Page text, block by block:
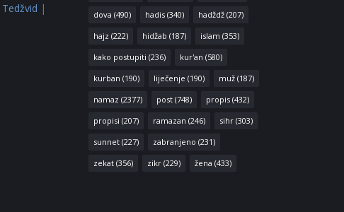
Tedžvid |
dova (490) hadis(340) hadždž(207)
hajz (222) hidžab (187) islam (353)
kako postupiti (236) kur'an (580)
kurban (190) liječenje (190) muž(187)
namaz (2377) post(748) propis(432)
propisi (207) ramazan (246) sihr(303)
sunnet(227) zabranjeno (231)
zekat(356) zikr(229) žena (433)